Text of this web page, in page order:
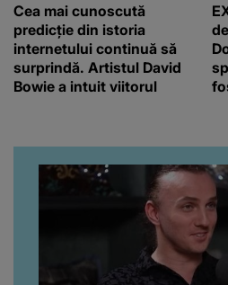
Cea mai cunoscută
predicție din istoria
internetului continuă să
surprindă. Artistul David
Bowie a intuit viitorul